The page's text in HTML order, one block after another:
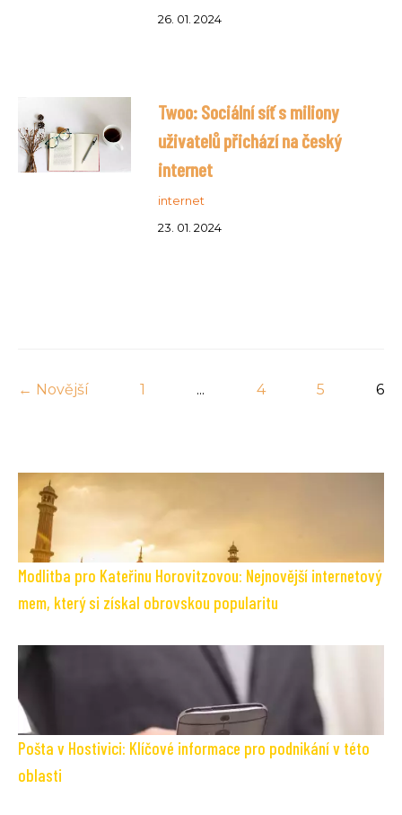
26. 01. 2024
Twoo: Sociální síť s miliony
uživatelů přichází na český
internet
internet
23. 01. 2024
← Novější 1 ... 4 5 6
Modlitba pro Kateřinu Horovitzovou: Nejnovější internetový
mem, který si získal obrovskou popularitu
Pošta v Hostivici: Klíčové informace pro podnikání v této
oblasti